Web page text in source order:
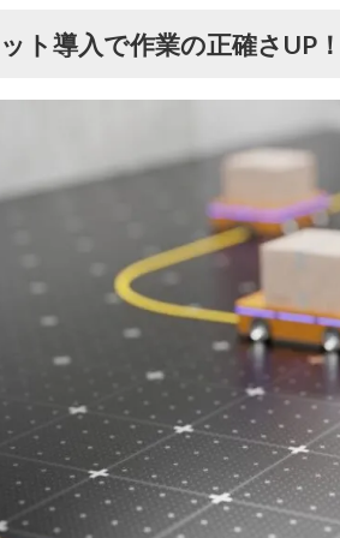
ト導入で作業の正確さUP